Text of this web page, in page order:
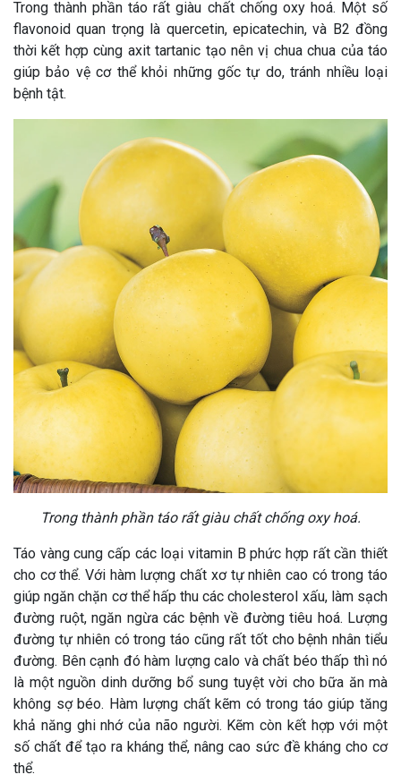
Trong thành phần táo rất giàu chất chống oxy hoá. Một số
flavonoid quan trọng là quercetin, epicatechin, và B2 đồng
thời kết hợp cùng axit tartanic tạo nên vị chua chua của táo
giúp bảo vệ cơ thể khỏi những gốc tự do, tránh nhiều loại
bệnh tật.
Trong thành phần táo rất giàu chất chống oxy hoá.
Táo vàng cung cấp các loại vitamin B phức hợp rất cần thiết
cho cơ thể. Với hàm lượng chất xơ tự nhiên cao có trong táo
giúp ngăn chặn cơ thể hấp thu các cholesterol xấu, làm sạch
đường ruột, ngăn ngừa các bệnh về đường tiêu hoá. Lượng
đường tự nhiên có trong táo cũng rất tốt cho bệnh nhân tiểu
đường. Bên cạnh đó hàm lượng calo và chất béo thấp thì nó
là một nguồn dinh dưỡng bổ sung tuyệt vời cho bữa ăn mà
không sợ béo. Hàm lượng chất kẽm có trong táo giúp tăng
khả năng ghi nhớ của não người. Kẽm còn kết hợp với một
số chất để tạo ra kháng thể, nâng cao sức đề kháng cho cơ
thể.